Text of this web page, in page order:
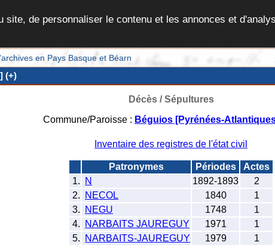
de personnaliser le contenu et les annonces et
en Pays Basque et Béarn
(+)
Décès / Sépultures
Commune/Paroisse : Béguios [Pyrénées-
Inventaire des registres de l'état civil
Patronymes Périodes
Actes
1.
N 1892-1893
2
2.
NECOL 1840
1
3.
NEGU 1748
1
4.
NARBAITS JAUREGUY 1971
1
5.
NARBAITS-JAUREGUY 1979 1